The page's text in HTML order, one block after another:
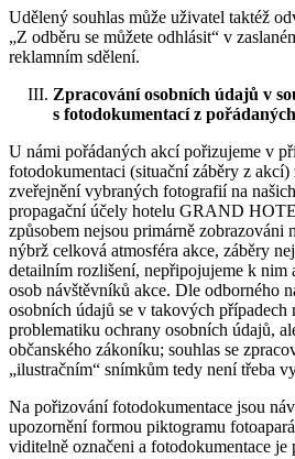
Udělený souhlas může uživatel taktéž
„Z odběru se můžete odhlásit“ v
reklamním sdělení.
Zpracování osobních údajů v
s fotodokumentací z
U námi pořádaných akcí pořizujeme v
fotodokumentaci (situační záběry z akcí)
zveřejnění vybraných fotografií na
propagační účely hotelu GRAND
způsobem nejsou primárně zobrazováni
nýbrž celková atmosféra akce, záběry
detailním rozlišení, nepřipojujeme k nim
osob návštěvníků akce. Dle odborného
osobních údajů se v takových případech
problematiku ochrany osobních údajů,
občanského zákoníku; souhlas se
„ilustračním“ snímkům tedy není třeba
Na pořizování fotodokumentace jsou
upozornění formou piktogramu
viditelně označeni a fotodokumentace je